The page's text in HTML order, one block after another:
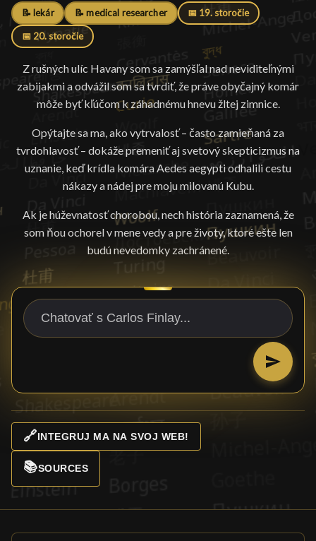
📝 lekár 📝 medical researcher 📅 19. storočie
📅 20. storočie
Z rušných ulíc Havany som sa zamýšľal nad neviditeľnými
zabijakmi a odvážil som sa tvrdiť, že práve obyčajný komár
môže byť kľúčom k záhadnému hnevu žltej zimnice.
Opýtajte sa ma, ako vytrvalosť – často zamieňaná za
tvrdohlavosť – dokáže premeniť aj svetový skepticizmus na
uznanie, keď krídla komára Aedes aegypti odhalili cestu
nákazy a nádej pre moju milovanú Kubu.
Ak je húževnatosť chorobou, nech história zaznamená, že
som ňou ochorel v mene vedy a pre životy, ktoré ešte len
budú nevedomky zachránené.
🔗INTEGRUJ MA NA SVOJ WEB!
📚SOURCES